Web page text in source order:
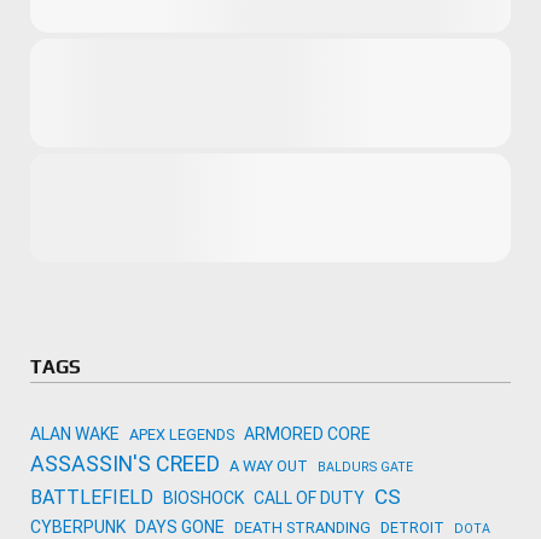
TAGS
ALAN WAKE APEX LEGENDS ARMORED CORE
ASSASSIN'S CREED A WAY OUT BALDURS GATE
BATTLEFIELD BIOSHOCK CALL OF DUTY CS
CYBERPUNK DAYS GONE DEATH STRANDING DETROIT DOTA